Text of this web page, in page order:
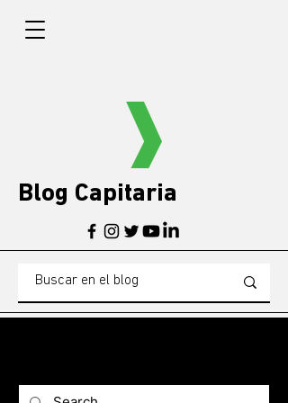
Blog Capitaria
Blogg